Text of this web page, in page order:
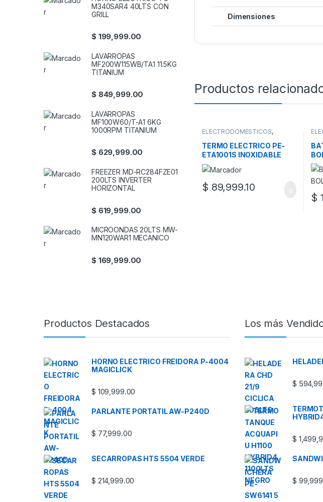
Dimensiones
Productos
ELECTRODOMESTICOS,
TERMO ELECTRICO PE-
ETA1001S INOXIDABLE
$ 89,999.10
$
M340SAR4 40LTS CON
GRILL
$199,999.00
LAVARROPAS
MF200W115WB/TA1 11.5KG
TITANIUM
$849,999.00
LAVARROPAS
MF100W60/T-A1 6KG
1000RPM TITANIUM
$629,999.00
FREEZER MD-RC284FZE01
200LTS INVERTER
HORIZONTAL
$619,999.00
MICROONDAS 20LTS MW-
MN120WAR1 MECANICO
$169,999.00
Productos Destacados
HORNO ELECTRICO FREIDORA P-4004
MAGICLICK
$ 109,999.00
PARLANTE PORTATIL AW-P240D
$ 77,999.00
SECARROPAS HTS 5504 VERDE
$ 214,999.00
Los más
$
$
$